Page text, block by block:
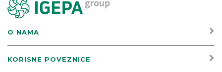
O NAMA
KORISNE POVEZNICE